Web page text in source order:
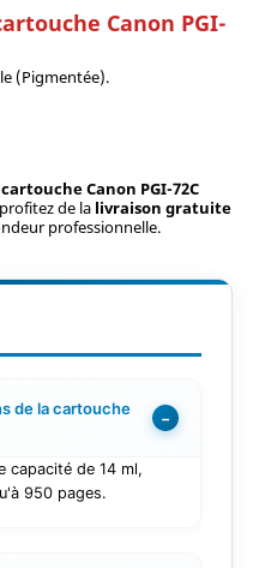
Canon PGI-
(Pigmentée).
cartouche Canon PGI-72C
de la livraison gratuite
professionnelle.
de la cartouche
−
capacité de 14 ml,
950 pages.